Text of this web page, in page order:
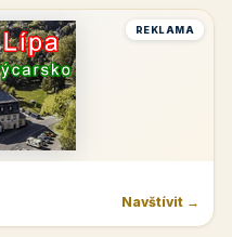
REKLAMA
Navštívit →